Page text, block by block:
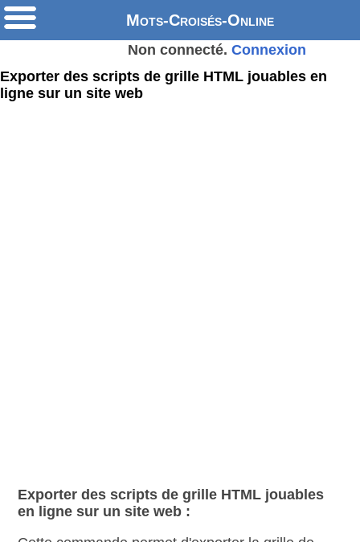
Mots-Croisés-Online
Non connecté. Connexion
Exporter des scripts de grille HTML jouables en
ligne sur un site web
Exporter des scripts de grille HTML jouables
en ligne sur un site web :